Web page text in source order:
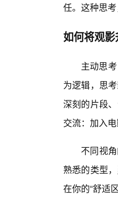
任。这种思
如何将观
主动思
为逻辑，思
深刻的片段
交流：加入
不同视
熟悉的类型
在你的“舒适